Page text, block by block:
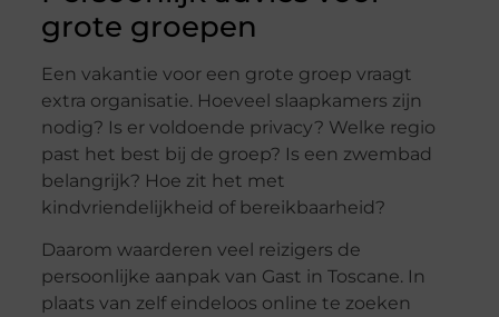
grote groepen
Een vakantie voor een grote groep vraagt
extra organisatie. Hoeveel slaapkamers zijn
nodig? Is er voldoende privacy? Welke regio
past het best bij de groep? Is een zwembad
belangrijk? Hoe zit het met
kindvriendelijkheid of bereikbaarheid?
Daarom waarderen veel reizigers de
persoonlijke aanpak van Gast in Toscane. In
plaats van zelf eindeloos online te zoeken